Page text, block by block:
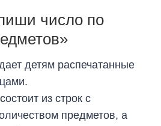
число по
детям распечатанные
из строк с
предметов, а